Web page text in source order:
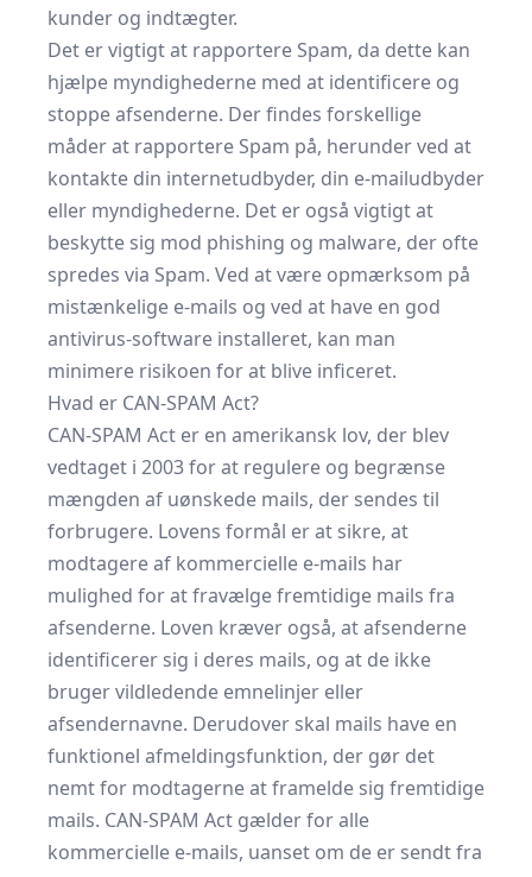
kunder og indtægter.
Det er vigtigt at rapportere Spam, da dette kan
hjælpe myndighederne med at identificere og
stoppe afsenderne. Der findes forskellige
måder at rapportere Spam på, herunder ved at
kontakte din internetudbyder, din e-mailudbyder
eller myndighederne. Det er også vigtigt at
beskytte sig mod phishing og malware, der ofte
spredes via Spam. Ved at være opmærksom på
mistænkelige e-mails og ved at have en god
antivirus-software installeret, kan man
minimere risikoen for at blive inficeret.
Hvad er CAN-SPAM Act?
CAN-SPAM Act er en amerikansk lov, der blev
vedtaget i 2003 for at regulere og begrænse
mængden af uønskede mails, der sendes til
forbrugere. Lovens formål er at sikre, at
modtagere af kommercielle e-mails har
mulighed for at fravælge fremtidige mails fra
afsenderne. Loven kræver også, at afsenderne
identificerer sig i deres mails, og at de ikke
bruger vildledende emnelinjer eller
afsendernavne. Derudover skal mails have en
funktionel afmeldingsfunktion, der gør det
nemt for modtagerne at framelde sig fremtidige
mails. CAN-SPAM Act gælder for alle
kommercielle e-mails, uanset om de er sendt fra